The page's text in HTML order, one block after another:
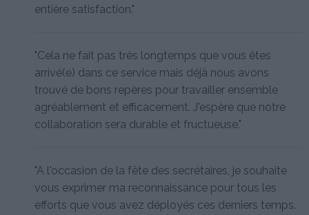
entière satisfaction."
"Cela ne fait pas très longtemps que vous êtes
arrivé(e) dans ce service mais déjà nous avons
trouvé de bons repères pour travailler ensemble
agréablement et efficacement. J'espère que notre
collaboration sera durable et fructueuse."
"A l'occasion de la fête des secrétaires, je souhaite
vous exprimer ma reconnaissance pour tous les
efforts que vous avez déployés ces derniers temps.